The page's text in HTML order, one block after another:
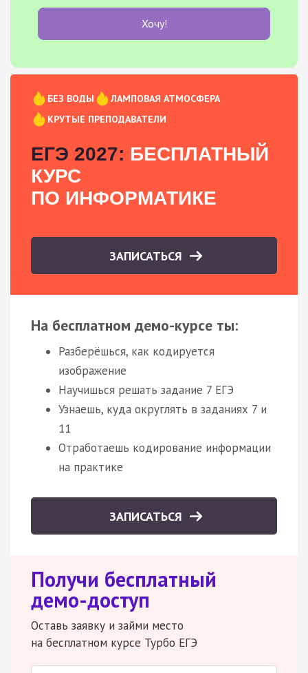
Хочу!
БЕЗ ВОДЫ
ЛАМПОВАЯ АТМОСФЕРА
КРУТЫЕ ПРЕПОДАВАТЕЛИ
ЕГЭ 2027: БЕСПЛАТНЫЙ
КУРС
ПО ИНФОРМАТИКЕ
ЗАПИСАТЬСЯ
На бесплатном демо-курсе ты:
Разберёшься, как кодируется
изображение
Научишься решать задание 7 ЕГЭ
Узнаешь, куда округлять в заданиях 7 и
11
Отработаешь кодирование информации
на практике
ЗАПИСАТЬСЯ
Получи бесплатный
демо-доступ
Оставь заявку и займи место
на бесплатном курсе Турбо ЕГЭ